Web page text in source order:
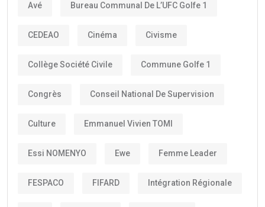
Avé Bureau Communal De L’UFC Golfe 1
CEDEAO Cinéma Civisme
Collège Société Civile Commune Golfe 1
Congrès Conseil National De Supervision
Culture Emmanuel Vivien TOMI
Essi NOMENYO Ewe Femme Leader
FESPACO FIFARD Intégration Régionale